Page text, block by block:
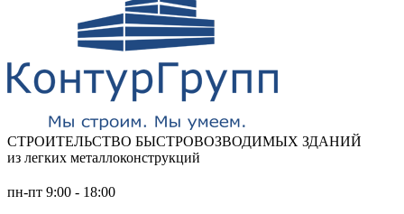
СТРОИТЕЛЬСТВО БЫСТРОВОЗВОДИМЫХ ЗДАНИЙ
из легких металлоконструкций
пн-пт 9:00 - 18:00